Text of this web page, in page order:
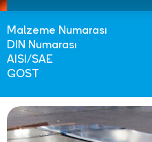
Malzeme Numarası
DIN Numarası
AISI/SAE
GOST